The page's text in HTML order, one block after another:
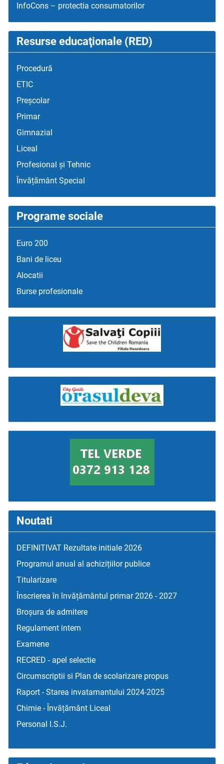
InfoCons – protectia consumatorilor
Resurse educaţionale (RED)
Procedură
ETIC
Preșcolar
Primar
Gimnazial
Liceal
Profesional și Tehnic
Învățământ Special
Programe sociale
Euro 200
Bani de liceu
Alocatii
Burse profesionale
Noutati
DEFINITIVAT Rezultate initiale 2026
Programul anual al achizițiilor publice
Titularizare
Înscrierea în învățământul primar 2026 - 2027
Broșura de admitere
Regulament intern
Examene
RECRED - apel selectie
Circumscriptii si Plan de scolarizare propus
Raport - Starea invatamantului 2024-2025
Chimie - Învățământ Liceal
Personal I.S.J.